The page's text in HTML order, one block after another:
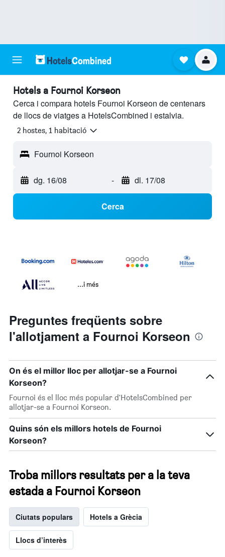
Hotels a Fournoi Korseon
Cerca i compara hotels Fournoi Korseon de centenars
de llocs de viatges a HotelsCombined i estalvia.
2 hostes, 1 habitació
Fournoi Korseon
dg. 16/08 - dl. 17/08
Cerca
...i més
Preguntes freqüents sobre
l'allotjament a Fournoi Korseon
On és el millor lloc per allotjar-se a Fournoi
Korseon?
Fournoi és el lloc més popular d'HotelsCombined per
allotjar-se a Fournoi Korseon.
Quins són els millors hotels de Fournoi
Korseon?
Troba millors resultats per a la teva
estada a Fournoi Korseon
Ciutats populars Hotels a Grècia
Llocs d’interès